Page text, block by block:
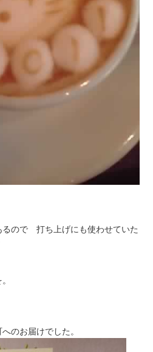
るので 打ち上げにも使わせていた
のお届けでした。